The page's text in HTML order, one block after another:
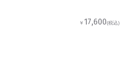
￥ 17,600(税込)